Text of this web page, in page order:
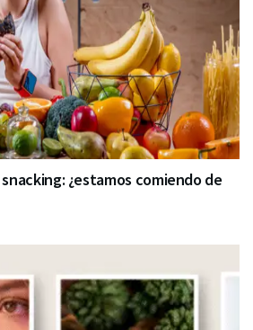
¿estamos comiendo de